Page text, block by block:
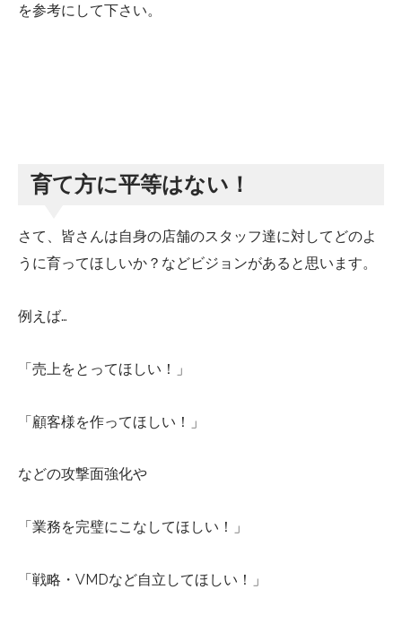
を参考にして下さい。
育て方に平等はない！
さて、皆さんは自身の店舗のスタッフ達に対してどのよ
うに育ってほしいか？などビジョンがあると思います。
例えば…
「売上をとってほしい！」
「顧客様を作ってほしい！」
などの攻撃面強化や
「業務を完璧にこなしてほしい！」
「戦略・VMDなど自立してほしい！」